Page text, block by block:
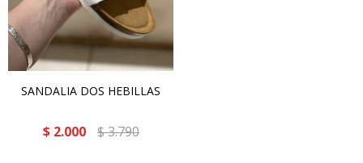
SANDALIA DOS HEBILLAS
$ 2.000 $3.790